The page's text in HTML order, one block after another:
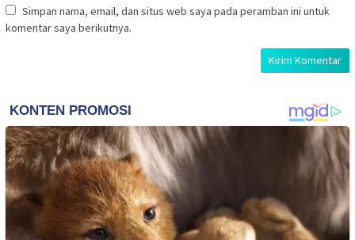
Simpan nama, email, dan situs web saya pada peramban ini untuk
komentar saya berikutnya.